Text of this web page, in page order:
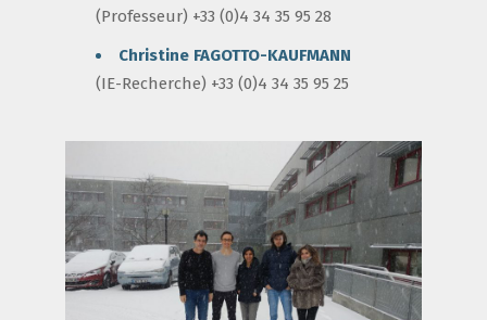
(Professeur) +33 (0)4 34 35 95 28
Christine FAGOTTO-KAUFMANN
(IE-Recherche) +33 (0)4 34 35 95 25